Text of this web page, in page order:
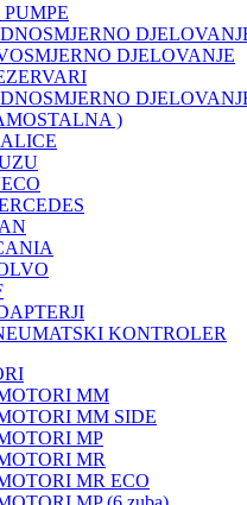
DJELOVANJE
)
KONTROLER
MM
MM SIDE
MP
MR
MR ECO